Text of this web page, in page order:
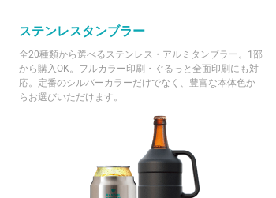
ステンレスタンブラー
全20種類から選べるステンレス・アルミタンブラー。1部
から購入OK。フルカラー印刷・ぐるっと全面印刷にも対
応。定番のシルバーカラーだけでなく、豊富な本体色か
らお選びいただけます。